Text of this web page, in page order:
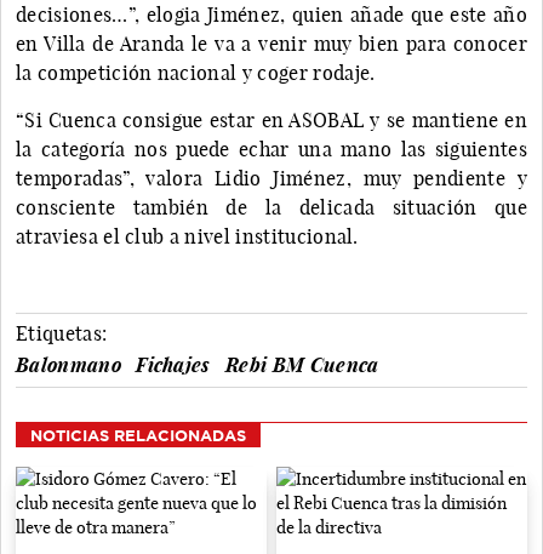
decisiones…”, elogia Jiménez, quien añade que este año
en Villa de Aranda le va a venir muy bien para conocer
la competición nacional y coger rodaje.
“Si Cuenca consigue estar en ASOBAL y se mantiene en
la categoría nos puede echar una mano las siguientes
temporadas”, valora Lidio Jiménez, muy pendiente y
consciente también de la delicada situación que
atraviesa el club a nivel institucional.
Etiquetas:
Balonmano
Fichajes Rebi BM Cuenca
NOTICIAS RELACIONADAS